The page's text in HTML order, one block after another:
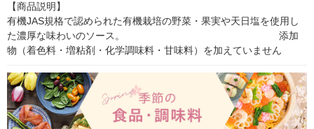
【商品説明】
有機JAS規格で認められた有機栽培の野菜・果実や天日塩を使用し
た濃厚な味わいのソース。                                                       添加
物（着色料・増粘剤・化学調味料・甘味料）を加えていません